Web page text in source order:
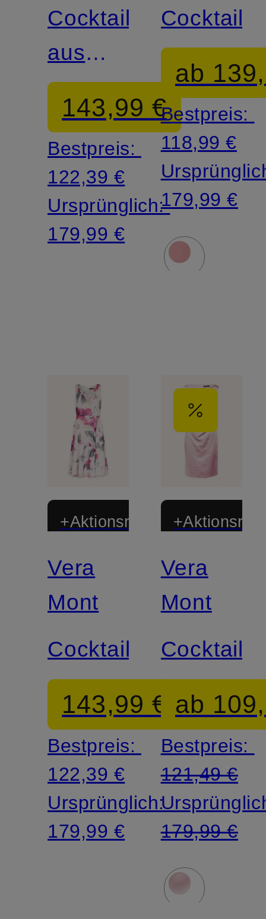
Cocktailkleid
aus
Jersey
143,99 €
Bestpreis:
122,39 €
Ursprünglich:
179,99 €
ab
Bestpreis:
118,99 €
179,99 €
+Aktionsrabatt
Vera
Mont
Cocktailkleid
143,99 €
Bestpreis:
122,39 €
Ursprünglich:
179,99 €
Vera
Mont
ab
Bestpreis:
121,49 €
179,99 €